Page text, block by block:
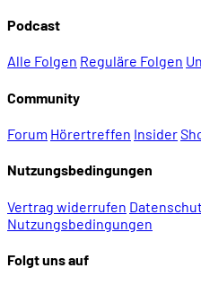
Podcast
Alle Folgen Reguläre Folgen
Community
Forum Hörertreffen Insider
Nutzungsbedingungen
Vertrag widerrufen
Nutzungsbedingungen
Folgt uns auf